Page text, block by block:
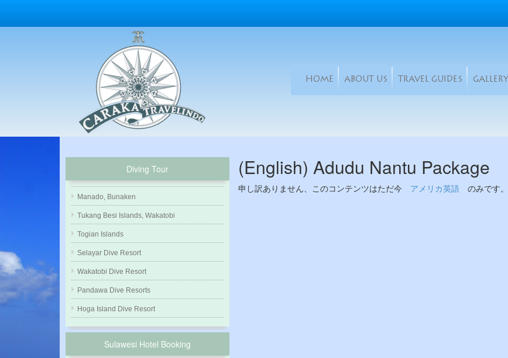
HOME ABOUT US TRAVEL GUIDES GALLERY
Diving Tour
Manado, Bunaken
Tukang Besi Islands, Wakatobi
Togian Islands
Selayar Dive Resort
Wakatobi Dive Resort
Pandawa Dive Resorts
Hoga Island Dive Resort
Sulawesi Hotel Booking
(English) Adudu Nantu Package
申し訳ありません、このコンテンツはただ今 アメリカ英語 のみです。